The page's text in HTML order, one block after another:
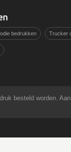
bedrukken Trucker
besteld worden.